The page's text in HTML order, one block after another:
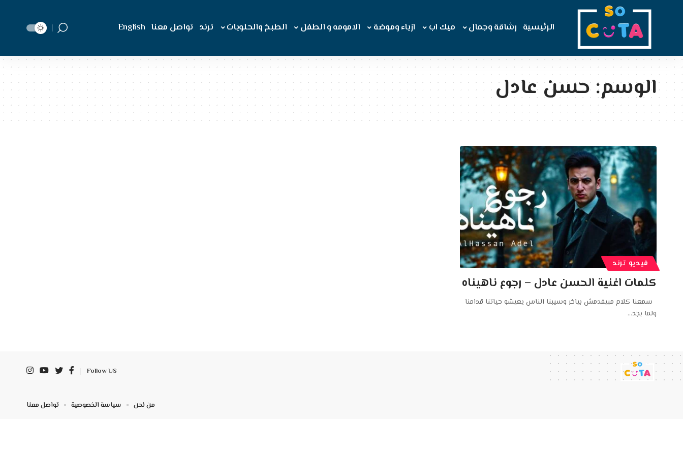
الرئيسية رشاقة وجمال ميك اب ازياء وموضة الامومه و الطفل الطبخ والحلويات ترند تواصل معنا English
الوسم:حسن عادل
فيديو ترند
كلمات اغنية الحسن عادل – رجوع ناهيناه
سمعنا كلام مبيقدمش بياخر وسيبنا الناس يعيشو حياتنا قدامنا
ولما بجد…
Follow US
من نحن سياسة الخصوصية تواصل معنا